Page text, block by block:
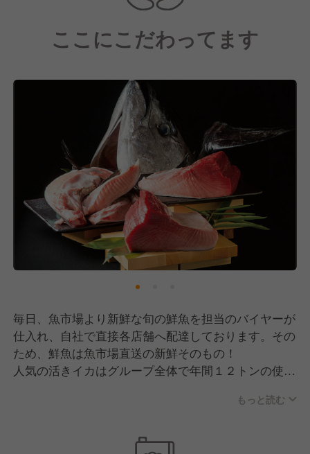
ここにこだわってます
毎日、魚市場より新鮮な旬の鮮魚を担当のバイヤーが
仕入れ、自社で直接各店舗へ配達しております。その
ため、鮮魚は魚市場直送の新鮮そのもの！
人気の活きイカはグループ全体で年間１２トンの使用
定』の資格などで技術向上に努めています。また、生
もっと読む